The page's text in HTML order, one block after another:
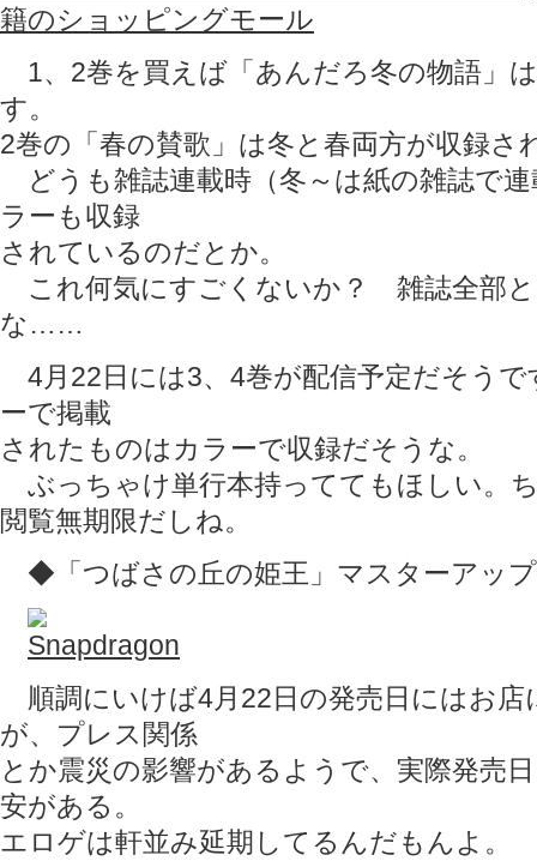
籍のショッピングモール
1、2巻を買えば「あんだろ冬の物語」
す。
2巻の「春の賛歌」は冬と春両方が収録さ
どうも雑誌連載時（冬～は紙の雑誌で
ラーも収録
されているのだとか。
これ何気にすごくないか？ 雑誌全部
な……
4月22日には3、4巻が配信予定だそう
ーで掲載
されたものはカラーで収録だそうな。
ぶっちゃけ単行本持っててもほしい。
閲覧無期限だしね。
◆「つばさの丘の姫王」マスターアッ
順調にいけば4月22日の発売日にはお店
が、プレス関係
とか震災の影響があるようで、実際発売
安がある。
エロゲは軒並み延期してるんだもんよ。